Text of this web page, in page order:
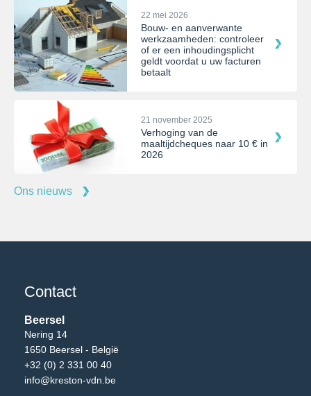
22 mei 2026
Bouw- en aanverwante
werkzaamheden: controleer
of er een inhoudingsplicht
geldt voordat u uw facturen
betaalt
21 november 2025
Verhoging van de
maaltijdcheques naar 10 € in
2026
Ons nieuws
Contact
Beersel
Nering 14
1650 Beersel - België
+32 (0) 2 331 00 40
info@kreston-vdn.be